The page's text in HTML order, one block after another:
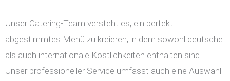
Unser Catering-Team versteht es, ein perfekt
abgestimmtes Menü zu kreieren, in dem sowohl deutsche
als auch internationale Köstlichkeiten enthalten sind.
Unser professioneller Service umfasst auch eine Auswahl